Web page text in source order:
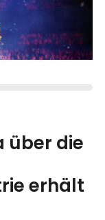
über die
erhält